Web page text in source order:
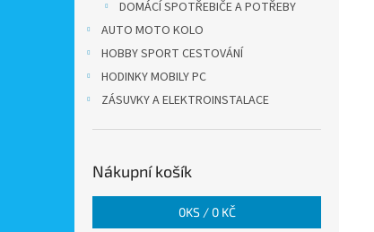
DOMÁCÍ SPOTŘEBIČE A POTŘEBY
AUTO MOTO KOLO
HOBBY SPORT CESTOVÁNÍ
HODINKY MOBILY PC
ZÁSUVKY A ELEKTROINSTALACE
Nákupní košík
0KS / 0 KČ